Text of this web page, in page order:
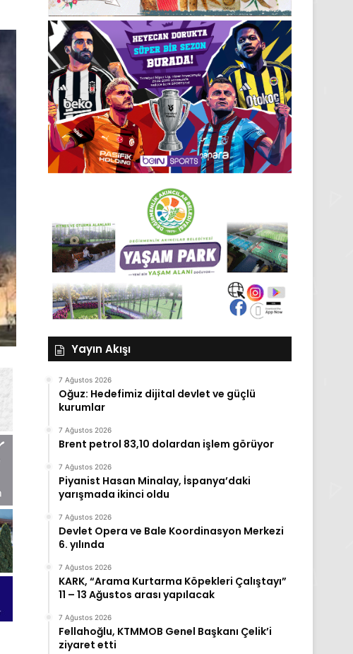
Yayın Akışı
7 Ağustos 2026
Oğuz: Hedefimiz dijital devlet ve güçlü
kurumlar
7 Ağustos 2026
Brent petrol 83,10 dolardan işlem görüyor
7 Ağustos 2026
Piyanist Hasan Minalay, İspanya’daki
yarışmada ikinci oldu
7 Ağustos 2026
Devlet Opera ve Bale Koordinasyon Merkezi
6. yılında
7 Ağustos 2026
KARK, “Arama Kurtarma Köpekleri Çalıştayı”
11 – 13 Ağustos arası yapılacak
7 Ağustos 2026
Fellahoğlu, KTMMOB Genel Başkanı Çelik’i
ziyaret etti